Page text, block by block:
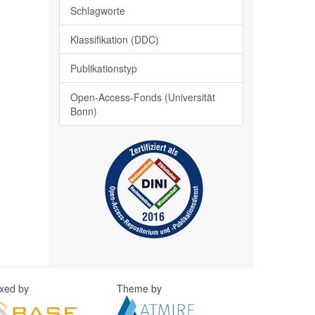
Schlagworte
Klassifikation (DDC)
Publikationstyp
Open-Access-Fonds (Universität
Bonn)
by Theme by